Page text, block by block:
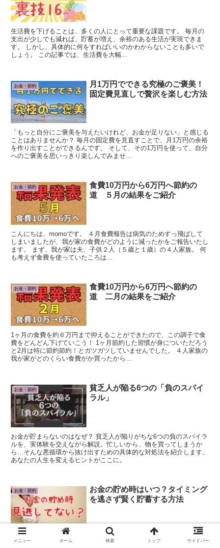
生活費を下げることは、多くの人にとって重要な課題です。 毎月の
支出が少しでも減れば、貯蓄が増え、余裕のある生活が実現できま
す。 しかし、具体的に何をすればいいのかわからないことも多いで
しょう。 この記事では、生活費を大幅...
お金・節約
月1万円でできる究極のご褒美！
固定費見直しで贅沢を楽しむ方法
「もっと自分にご褒美を与えたいけれど、お金が足りない」と感じる
ことはありませんか？ 毎月の固定費を見直すことで、月1万円の余裕
を作り出すことができるんです。 そして、その1万円を使って、自分
へのご褒美を思いっきり楽しんでみませ...
お金・節約
食費10万円から6万円へ節約の
道 ５月の結果をご紹介
こんにちは、momoです。 ４月食費報告は病気のためすっ飛ばして
しまいましたが、我が家の食費がどのように減ったかをご報告いたし
ます。 まず、我が家は夫、子供２人（５歳と１歳）の４人家族。 何
も考えず食費を使っていたころは...
お金・節約
食費10万円から6万円へ節約の
道 二月の結果をご紹介
1ヶ月の食費を約６万円まで抑えることができたので、この調子で食
費をどんどん下げていこう！ 1ヶ月節約した習慣が身についただろう
と2月は特に節約節約！とガツガツしていませんでした。 ４人家族の
我が家がどのくらい食費がか買ったから...
お金・節約
貧乏人が陥る6つの「負のスパイ
ラル」
お金が貯まらないのはなぜ？ 貧乏人が陥りがちな6つの負のスパイラ
ルを、実体験を交えながら解説。忙しいから、物を買ってしまうか
ら…そんな悪循環から抜け出すための具体的な対処法を紹介します。
あなたの人生を変えるヒントがここに。
お金・節約
お金の貯め時はいつ？タイミング
を逃さず賢く貯蓄する方法
人生の中でお金を貯めるべきタイミングはいつでしょうか？ 子供が
メニュー ホーム 検索 トップ サイドバー